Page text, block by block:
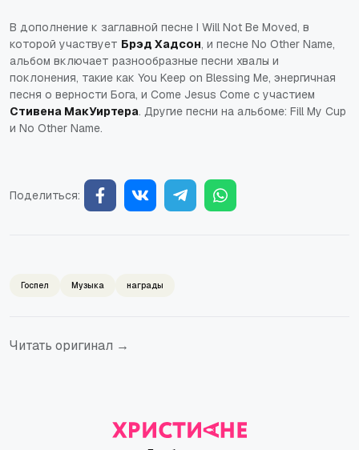
В дополнение к заглавной песне I Will Not Be Moved, в
которой участвует Брэд Хадсон, и песне No Other Name,
альбом включает разнообразные песни хвалы и
поклонения, такие как You Keep on Blessing Me, энергичная
песня о верности Бога, и Come Jesus Come с участием
Стивена МакУиртера. Другие песни на альбоме: Fill My Cup
и No Other Name.
Поделиться:
Госпел Музыка награды
Читать оригинал →